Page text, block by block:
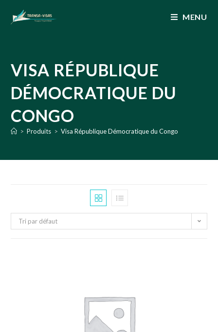
MENU
VISA RÉPUBLIQUE
DÉMOCRATIQUE DU
CONGO
> Produits > Visa République Démocratique du Congo
Tri par défaut